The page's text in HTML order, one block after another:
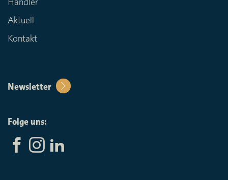
Aktuell
Kontakt
Newsletter
Folge uns: